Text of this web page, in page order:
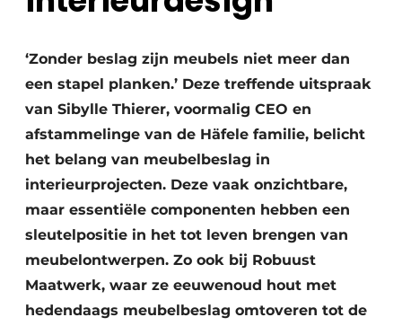
‘Zonder beslag zijn meubels niet meer dan
een stapel planken.’ Deze treffende uitspraak
van Sibylle Thierer, voormalig CEO en
afstammelinge van de Häfele familie, belicht
het belang van meubelbeslag in
interieurprojecten. Deze vaak onzichtbare,
maar essentiële componenten hebben een
sleutelpositie in het tot leven brengen van
meubelontwerpen. Zo ook bij Robuust
Maatwerk, waar ze eeuwenoud hout met
hedendaags meubelbeslag omtoveren tot de